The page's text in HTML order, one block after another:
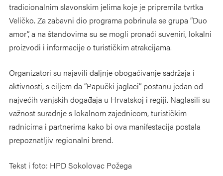
tradicionalnim slavonskim jelima koje je pripremila tvrtka
Veličko. Za zabavni dio programa pobrinula se grupa “Duo
amor”, a na štandovima su se mogli pronaći suveniri, lokalni
proizvodi i informacije o turističkim atrakcijama.
Organizatori su najavili daljnje obogaćivanje sadržaja i
aktivnosti, s ciljem da “Papučki jaglaci” postanu jedan od
najvećih vanjskih događaja u Hrvatskoj i regiji. Naglasili su
važnost suradnje s lokalnom zajednicom, turističkim
radnicima i partnerima kako bi ova manifestacija postala
prepoznatljiv regionalni brend.
Tekst i foto: HPD Sokolovac Požega